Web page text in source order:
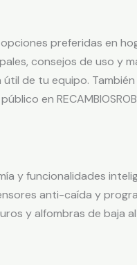
preferidas en
consejos de uso y
de tu equipo.
en
y funcionalidades
anti-caída y
y alfombras de baja